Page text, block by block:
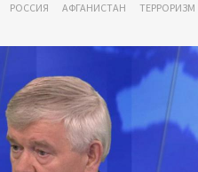
РОССИЯ АФГАНИСТАН ТЕРРОРИЗМ